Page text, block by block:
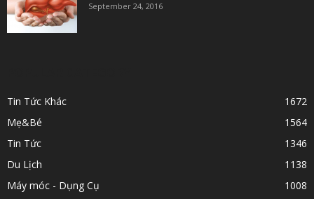
September 24, 2016
Tin Tức Khác
1672
Mẹ&Bé
1564
Tin Tức
1346
Du Lịch
1138
Máy móc - Dụng Cụ
1008